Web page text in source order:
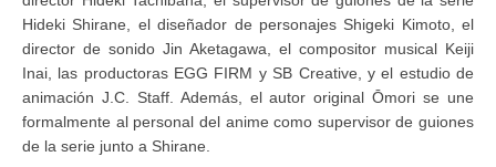
Hideki Shirane, el diseñador de personajes Shigeki Kimoto, el
director de sonido Jin Aketagawa, el compositor musical Keiji
Inai, las productoras EGG FIRM y SB Creative, y el estudio de
animación J.C. Staff. Además, el autor original Ōmori se une
formalmente al personal del anime como supervisor de guiones
de la serie junto a Shirane.